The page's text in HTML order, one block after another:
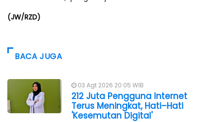
(JW/RZD)
BACA JUGA
03 Agt 2026 20:05 WIB
212 Juta Pengguna Internet
Terus Meningkat, Hati–Hati
'Kesemutan Digital'